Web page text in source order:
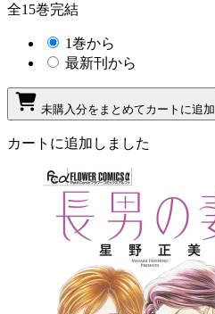
全15巻完結
1巻から
最新刊から
未購入分をまとめてカートに追加
カートに追加しました